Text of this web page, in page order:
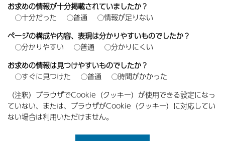
お求めの情報が十分掲載されていましたか？
十分だった
普通
情報が足りない
ページの構成や内容、表現は分かりやすいものでしたか？
分かりやすい
普通
分かりにくい
お求めの情報は見つけやすいものでしたか？
すぐに見つけた
普通
時間がかかった
（注釈）ブラウザでCookie（クッキー）が使用できる設定になっ
ていない、または、ブラウザがCookie（クッキー）に対応してい
ない場合は利用いただけません。